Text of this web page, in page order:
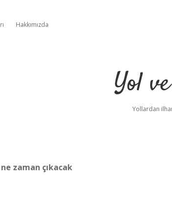
Hakkımızda
Yol
Yollardan
zaman çıkacak